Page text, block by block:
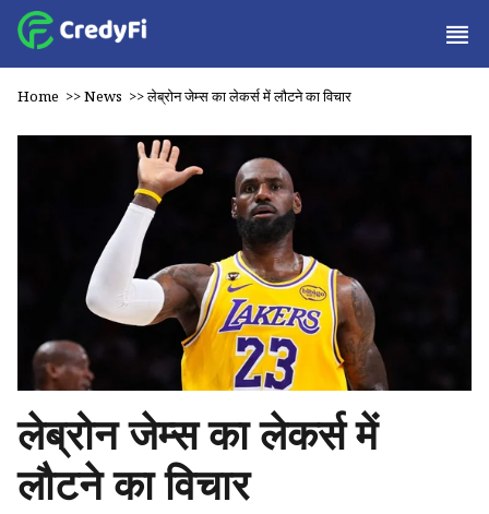
Home >>News >>लेब्रोन जेम्स का लेकर्स में लौटने का विचार
लेब्रोन जेम्स का लेकर्स में
लौटने का विचार